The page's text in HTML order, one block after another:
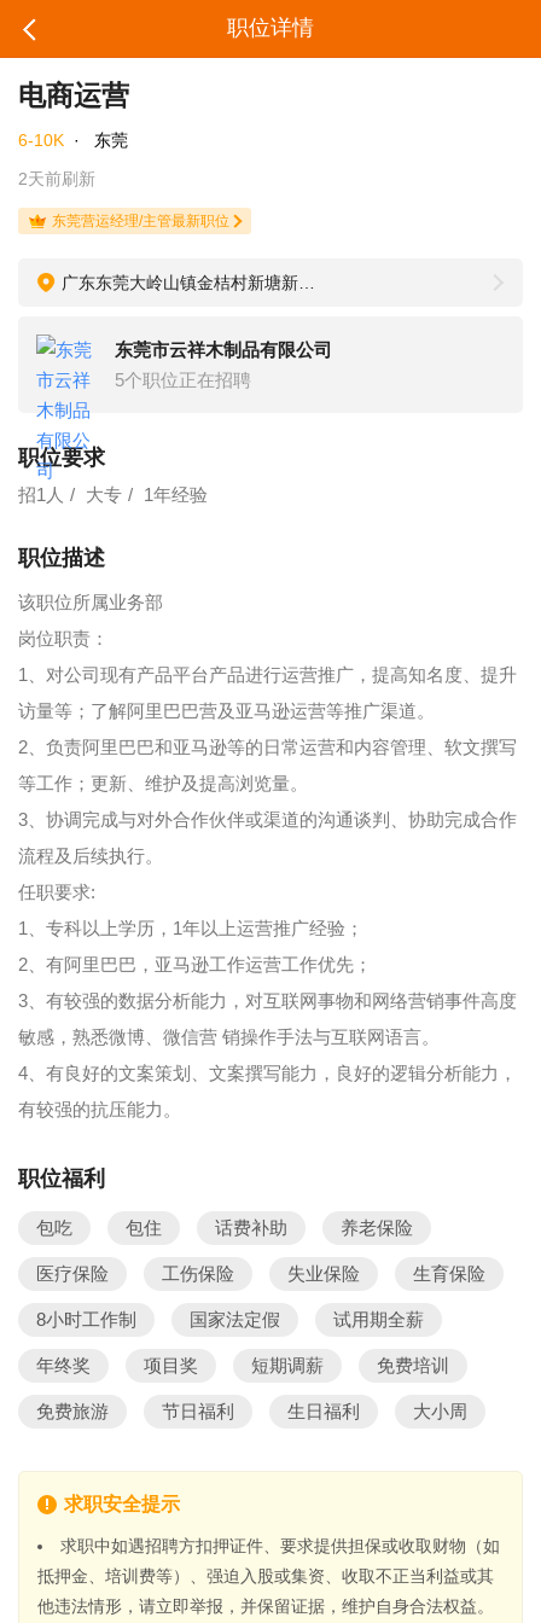
职位详情
电商运营
6-10K ·
东莞
2天前刷新
东莞营运经理/主管最新职位
东莞市云祥木制品有限公司
5个职位正在招聘
职位要求
招1人 大专 1年经验
职位描述
该职位所属业务部
岗位职责：
1、对公司现有产品平台产品进行运营推广，提高知名度、提升
访量等；了解阿里巴巴营及亚马逊运营等推广渠道。
2、负责阿里巴巴和亚马逊等的日常运营和内容管理、软文撰写
等工作；更新、维护及提高浏览量。
3、协调完成与对外合作伙伴或渠道的沟通谈判、协助完成合作
流程及后续执行。
任职要求:
1、专科以上学历，1年以上运营推广经验；
2、有阿里巴巴，亚马逊工作运营工作优先；
3、有较强的数据分析能力，对互联网事物和网络营销事件高度
敏感，熟悉微博、微信营 销操作手法与互联网语言。
4、有良好的文案策划、文案撰写能力，良好的逻辑分析能力，
有较强的抗压能力。
职位福利
包吃 包住 话费补助 养老保险
医疗保险 工伤保险 失业保险 生育保险
8小时工作制 国家法定假 试用期全薪
年终奖 项目奖 短期调薪 免费培训
免费旅游 节日福利 生日福利 大小周
求职安全提示
求职中如遇招聘方扣押证件、要求提供担保或收取财物（如
抵押金、培训费等）、强迫入股或集资、收取不正当利益或其
他违法情形，请立即举报，并保留证据，维护自身合法权益。